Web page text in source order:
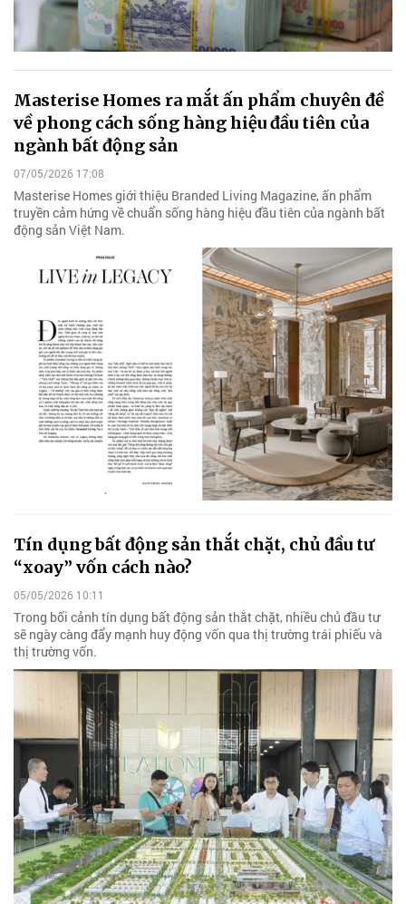
Masterise Homes ra mắt ấn phẩm chuyên đề
về phong cách sống hàng hiệu đầu tiên của
ngành bất động sản
07/05/2026 17:08
Masterise Homes giới thiệu Branded Living Magazine, ấn phẩm
truyền cảm hứng về chuẩn sống hàng hiệu đầu tiên của ngành bất
động sản Việt Nam.
Tín dụng bất động sản thắt chặt, chủ đầu tư
“xoay” vốn cách nào?
05/05/2026 10:11
Trong bối cảnh tín dụng bất động sản thắt chặt, nhiều chủ đầu tư
sẽ ngày càng đẩy mạnh huy động vốn qua thị trường trái phiếu và
thị trường vốn.